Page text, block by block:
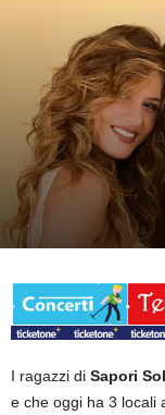
CRONACA
I ragazzi di Sapori
e che oggi ha 3 locali